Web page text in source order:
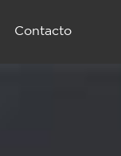
Contacto